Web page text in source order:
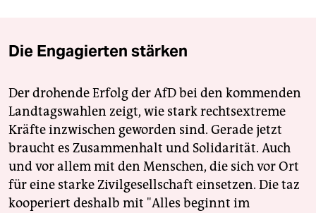
Die Engagierten stärken
Der drohende Erfolg der AfD bei den kommenden
Landtagswahlen zeigt, wie stark rechtsextreme
Kräfte inzwischen geworden sind. Gerade jetzt
braucht es Zusammenhalt und Solidarität. Auch
und vor allem mit den Menschen, die sich vor Ort
für eine starke Zivilgesellschaft einsetzen. Die taz
kooperiert deshalb mit "Alles beginnt im